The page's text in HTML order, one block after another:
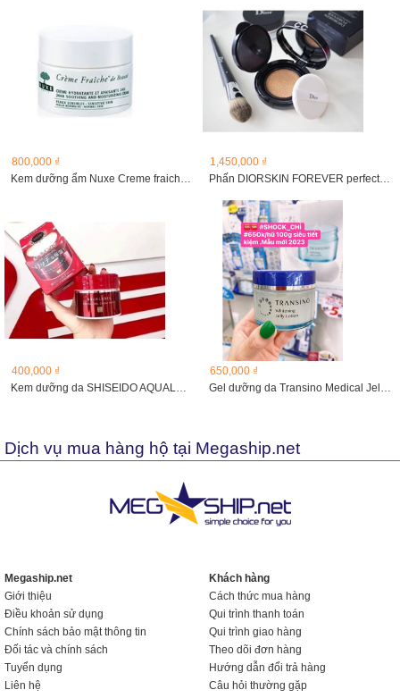
800,000 ₫
Kem dưỡng ẩm Nuxe Creme fraiche de beauty 50 ml
1,450,000 ₫
Phấn DIORSKIN FOREVER perfect cushion 15g
400,000 ₫
Kem dưỡng da SHISEIDO AQUALABEL SPECIAL GEL CREAM 90gr
650,000 ₫
Gel dưỡng da Transino Medical Jelly Lotion 100g
Dịch vụ mua hàng hộ tại Megaship.net
Megaship.net
Giới thiệu
Điều khoản sử dụng
Chính sách bảo mật thông tin
Đối tác và chính sách
Tuyển dụng
Liên hệ
Khách hàng
Cách thức mua hàng
Qui trình thanh toán
Qui trình giao hàng
Theo dõi đơn hàng
Hướng dẫn đổi trả hàng
Câu hỏi thường gặp